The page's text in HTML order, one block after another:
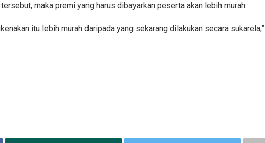
maka premi yang harus dibayarkan peserta akan lebih murah.
itu lebih murah daripada yang sekarang dilakukan secara sukarela,”